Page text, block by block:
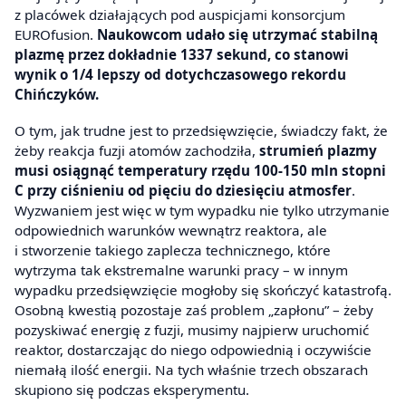
z placówek działających pod auspicjami konsorcjum
EUROfusion. Naukowcom udało się utrzymać stabilną
plazmę przez dokładnie 1337 sekund, co stanowi
wynik o 1/4 lepszy od dotychczasowego rekordu
Chińczyków.
O tym, jak trudne jest to przedsięwzięcie, świadczy fakt, że
żeby reakcja fuzji atomów zachodziła, strumień plazmy
musi osiągnąć temperatury rzędu 100-150 mln stopni
C przy ciśnieniu od pięciu do dziesięciu atmosfer.
Wyzwaniem jest więc w tym wypadku nie tylko utrzymanie
odpowiednich warunków wewnątrz reaktora, ale
i stworzenie takiego zaplecza technicznego, które
wytrzyma tak ekstremalne warunki pracy – w innym
wypadku przedsięwzięcie mogłoby się skończyć katastrofą.
Osobną kwestią pozostaje zaś problem „zapłonu” – żeby
pozyskiwać energię z fuzji, musimy najpierw uruchomić
reaktor, dostarczając do niego odpowiednią i oczywiście
niemałą ilość energii. Na tych właśnie trzech obszarach
skupiono się podczas eksperymentu.